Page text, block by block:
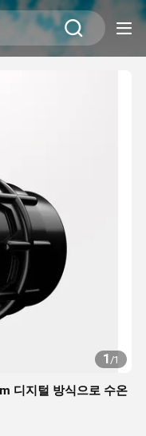
1/1
디지털 방식으로 수온